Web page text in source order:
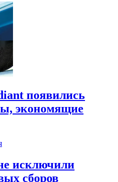
появились
экономящие
исключили
сборов